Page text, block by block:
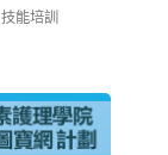
技能培訓